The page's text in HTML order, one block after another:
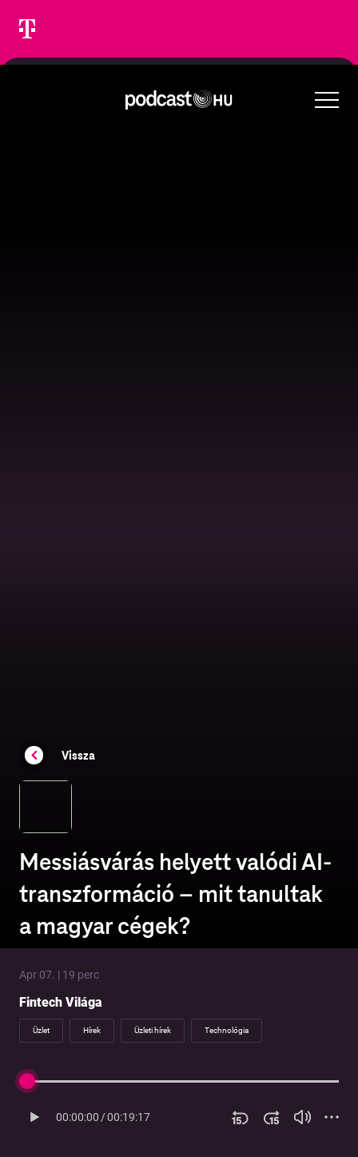
Vissza
Messiásvárás helyett valódi AI-
transzformáció – mit tanultak
a magyar cégek?
Apr 07. | 19 perc
Fintech Világa
Üzlet Hírek Üzleti hírek Technológia
00:00:00/00:19:17